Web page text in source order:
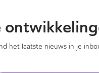
het laatste nieuws in je